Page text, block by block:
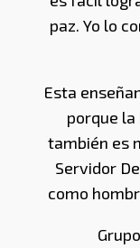
paz. Yo lo
Esta
porque la
también es
Servidor
como